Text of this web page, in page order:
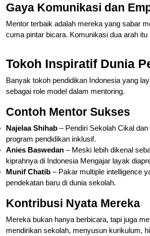
Gaya Komunikasi dan
Mentor terbaik adalah mereka yang sabar
cuma pintar bicara. Komunikasi dua arah itu
Tokoh Inspiratif Dunia
Banyak tokoh pendidikan Indonesia yang
sebagai role model dalam mentoring.
Contoh Mentor Sukses
Najelaa Shihab – Pendiri Sekolah Cikal
program pendidikan inklusif.
Anies Baswedan – Meski lebih dikenal
kiprahnya di Indonesia Mengajar layak
Munif Chatib – Pakar multiple intelligence
pendekatan baru di dunia sekolah.
Kontribusi Nyata Mereka
Mereka bukan hanya berbicara, tapi juga
mendirikan sekolah, menyusun kurikulum,